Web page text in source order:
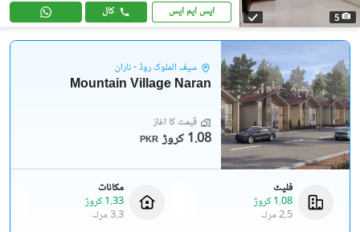
5 ایس ایم ایس کال
سیف الملوک روڈ - ناران
Mountain Village Naran
قیمت کا آغاز
PKR 1.08 کروڑ
فلیٹ
1.08 کروڑ
2.5 مرلہ
مکانات
1.33 کروڑ
3.3 مرلہ